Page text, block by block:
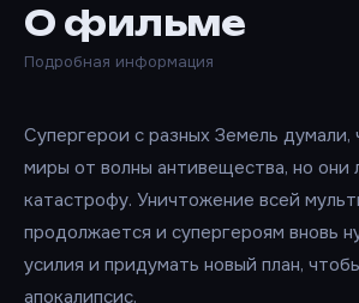
О фильме
Подробная информация
Супергерои с разных Земель думали,
миры от волны антивещества, но они
катастрофу. Уничтожение всей
продолжается и супергероям вновь
усилия и придумать новый план,
апокалипсис.